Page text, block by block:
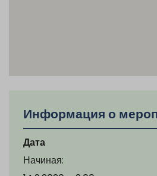
Информация о
Дата
Начиная: